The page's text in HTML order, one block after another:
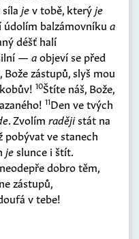
jev tobě, kterýje
údolím balzámovníku a
déšť halí
— aobjeví se před
Bože zástupů, slyš mou
10Štíte náš, Bože,
11Den ve tvých
. Zvolím radějistát na
pobývat ve stanech
jeslunce i štít.
dobro těm,
zástupů,
v tebe!